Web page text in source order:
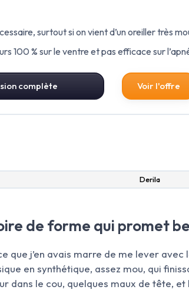
surtout si on vient d’un oreiller très
100 % sur le ventre et pas efficace sur
complète Voir l'offre
‎Derila
de forme qui promet
que j’en avais marre de me lever avec
en synthétique, assez mou, qui
dans le cou, quelques maux de tête, et